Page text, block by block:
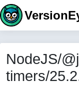
NodeJS/
timers/